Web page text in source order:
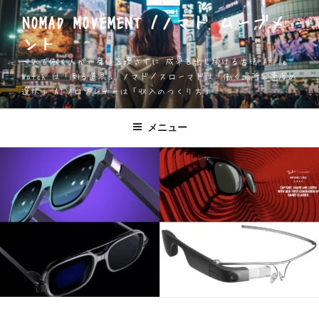
ン
テ
ン
ツ
へ
ス
NOMAD MOVEMENT /ノマド ムーブメ
ント
一人で働く人が、身体を壊さずに 成果を出し続ける方法 Apple
Watch は「測る道具」 ノマド／スローマドは「働く場所と速度の
選択」 AIソロプレナーは「収入のつくり方」
メニュー